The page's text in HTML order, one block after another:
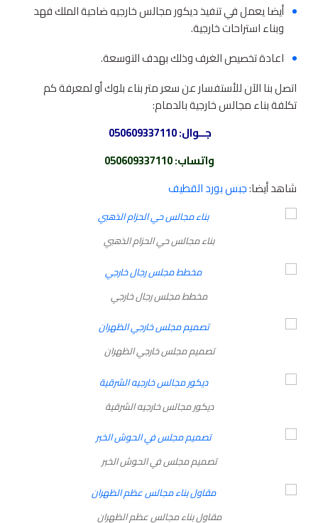
أيضا يعمل في تنفيذ ديكور مجالس خارجيه ضاحية الملك فهد
وبناء استراحات خارجية.
اعادة تخصيص الغرف وذلك بهدف التوسعة.
اتصل بنا الآن للأستفسار عن سعر متر بناء بلوك أو لمعرفة كم
تكلفة بناء مجالس خارجية بالدمام:
جــوال:
واتساب:
050609337110
شاهد أيضا:جبس بورد القطيف
بناء مجالس حي الحزام الذهبي
مخطط مجلس رجال خارجي
تصميم مجلس خارجي الظهران
ديكور مجالس خارجيه الشرقية
تصميم مجلس في الحوش الخبر
مقاول بناء مجالس عظم الظهران